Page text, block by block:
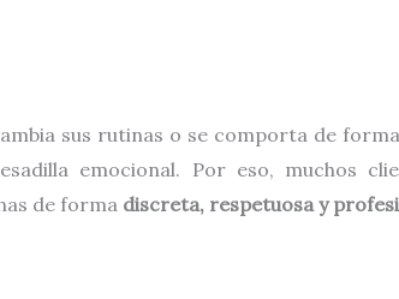
sus rutinas o se comporta de
emocional. Por eso, muchos
de forma discreta, respetuosa y